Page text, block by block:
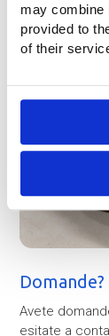
may combine
provided to
of their
Domande?
Avete
esitate a